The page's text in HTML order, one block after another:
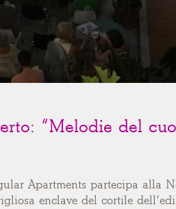
“Melodie del
Apartments partecipa alla
enclave del cortile